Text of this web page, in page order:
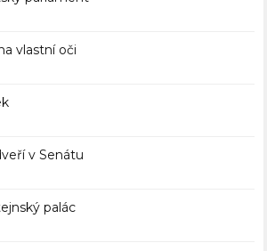
vlastní oči
v Senátu
palác